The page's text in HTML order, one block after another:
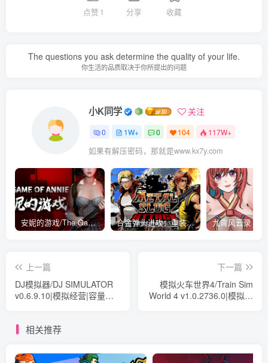
点赞 1 分享 收藏
The questions you ask determine the quality of your life.
你生活的品质取决于你所提出的问题
小K同学 关注
0 1W+ 0 104 117W+
如果有解压密码，那就是www.kx7y.com
安妮的游戏/The Game of Annie v0.99981|射击动作|容量14.6GB|免安装绿色中文版 合金弹头进攻：重装上阵/METAL SLUG ATTACK RELOADED Build.16214511|策略模拟|容量2.7GB|免安装绿色中文版
上一篇
DJ模拟器/DJ SIMULATOR
v0.6.9.10|模拟经营|容量
下一篇
模拟火车世界4/Train Sim
World 4 v1.0.2736.0|模拟经
相关推荐